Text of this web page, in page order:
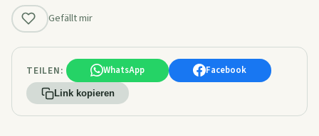
Gefällt mir
TEILEN: WhatsApp Facebook
Link kopieren